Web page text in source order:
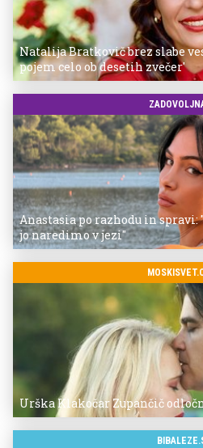
Natalija Bratkovič brez slabe
pojem celo ob desetih zvečer'
Anastasia po razhodu in spravi:
jo naredimo v jezi"
Urška Klakočar Zupančič